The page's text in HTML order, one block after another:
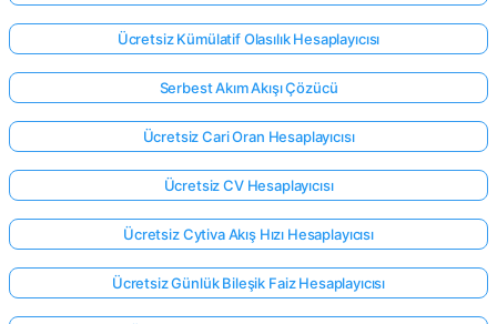
Ücretsiz Kümülatif Olasılık Hesaplayıcısı
Serbest Akım Akışı Çözücü
Ücretsiz Cari Oran Hesaplayıcısı
Ücretsiz CV Hesaplayıcısı
Ücretsiz Cytiva Akış Hızı Hesaplayıcısı
Ücretsiz Günlük Bileşik Faiz Hesaplayıcısı